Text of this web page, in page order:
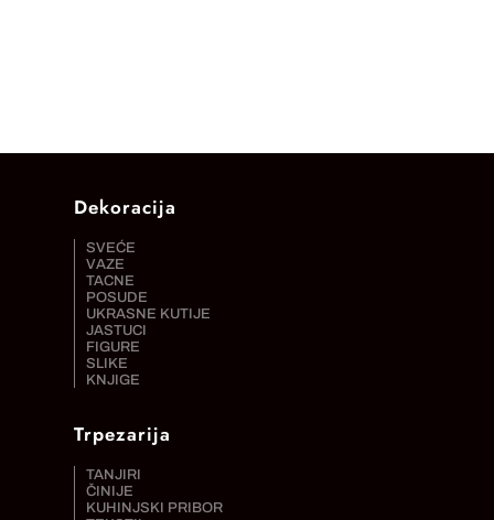
Dekoracija
SVEĆE
VAZE
TACNE
POSUDE
UKRASNE KUTIJE
JASTUCI
FIGURE
SLIKE
KNJIGE
Trpezarija
TANJIRI
ČINIJE
KUHINJSKI PRIBOR